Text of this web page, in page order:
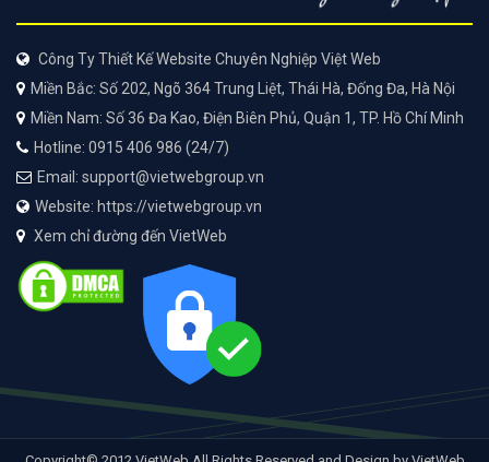
Công Ty Thiết Kế Website Chuyên Nghiệp Việt Web
Miền Bắc: Số 202, Ngõ 364 Trung Liệt, Thái Hà, Đống Đa, Hà Nội
Miền Nam: Số 36 Đa Kao, Điện Biên Phủ, Quận 1, TP. Hồ Chí Minh
Hotline: 0915 406 986 (24/7)
Email: support@vietwebgroup.vn
Website: https://vietwebgroup.vn
Xem chỉ đường đến VietWeb